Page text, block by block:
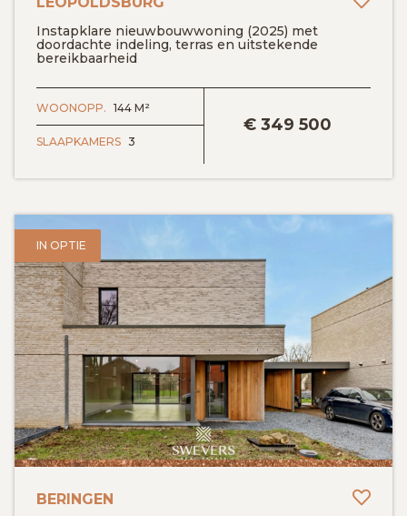
Instapklare nieuwbouwwoning (2025) met
doordachte indeling, terras en uitstekende
bereikbaarheid
€ 349 500
WOONOPP. 144 M²
SLAAPKAMERS 3
BEKIJK DETAILS
IN OPTIE
BERINGEN